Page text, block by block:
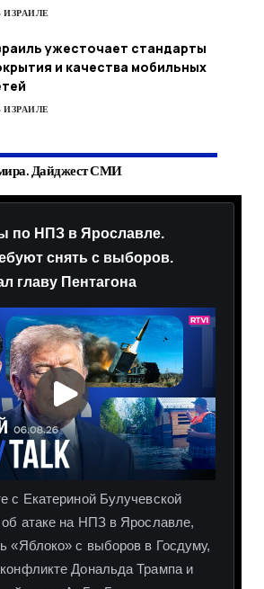
ИЗРАИЛЕ
ужесточает стандарты
и качества мобильных
ИЗРАИЛЕ
Дайджест СМИ